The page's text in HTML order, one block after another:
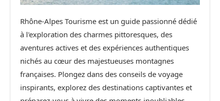
Rhône-Alpes Tourisme est un guide passionné dédié
à l'exploration des charmes pittoresques, des
aventures actives et des expériences authentiques
nichés au cœur des majestueuses montagnes
françaises. Plongez dans des conseils de voyage
inspirants, explorez des destinations captivantes et